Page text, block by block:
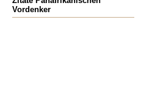
Vordenker